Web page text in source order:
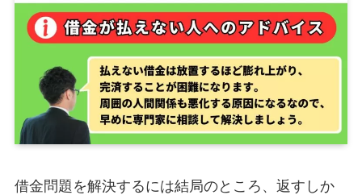
借金問題を解決するには結局のところ、返すしか